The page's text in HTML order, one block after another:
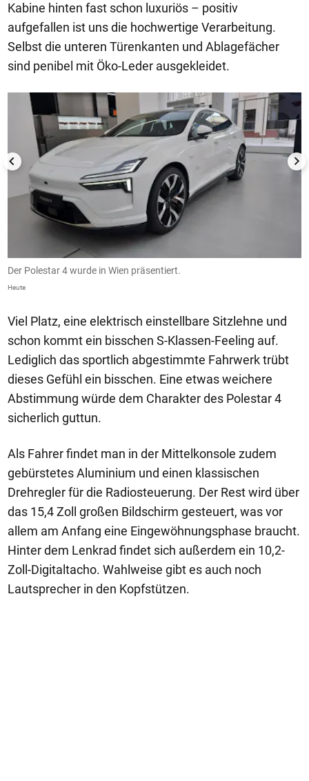
Kabine hinten fast schon luxuriös – positiv
aufgefallen ist uns die hochwertige Verarbeitung.
Selbst die unteren Türenkanten und Ablagefächer
sind penibel mit Öko-Leder ausgekleidet.
1/9
Der Polestar 4 wurde in Wien präsentiert.
Heute
Viel Platz, eine elektrisch einstellbare Sitzlehne und
schon kommt ein bisschen S-Klassen-Feeling auf.
Lediglich das sportlich abgestimmte Fahrwerk trübt
dieses Gefühl ein bisschen. Eine etwas weichere
Abstimmung würde dem Charakter des Polestar 4
sicherlich guttun.
Als Fahrer findet man in der Mittelkonsole zudem
gebürstetes Aluminium und einen klassischen
Drehregler für die Radiosteuerung. Der Rest wird über
das 15,4 Zoll großen Bildschirm gesteuert, was vor
allem am Anfang eine Eingewöhnungsphase braucht.
Hinter dem Lenkrad findet sich außerdem ein 10,2-
Zoll-Digitaltacho. Wahlweise gibt es auch noch
Lautsprecher in den Kopfstützen.